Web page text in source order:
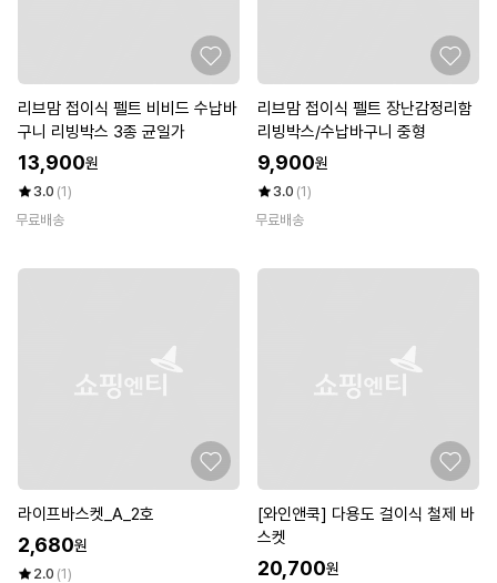
리브맘 접이식 펠트 비비드 수납바
구니 리빙박스 3종 균일가
13,900원
3.0 (1)
무료배송
리브맘 접이식 펠트 장난감정리함
리빙박스/수납바구니 중형
9,900원
3.0 (1)
무료배송
라이프바스켓_A_2호
2,680원
2.0 (1)
[와인앤쿡] 다용도 걸이식 철제 바
스켓
20,700원